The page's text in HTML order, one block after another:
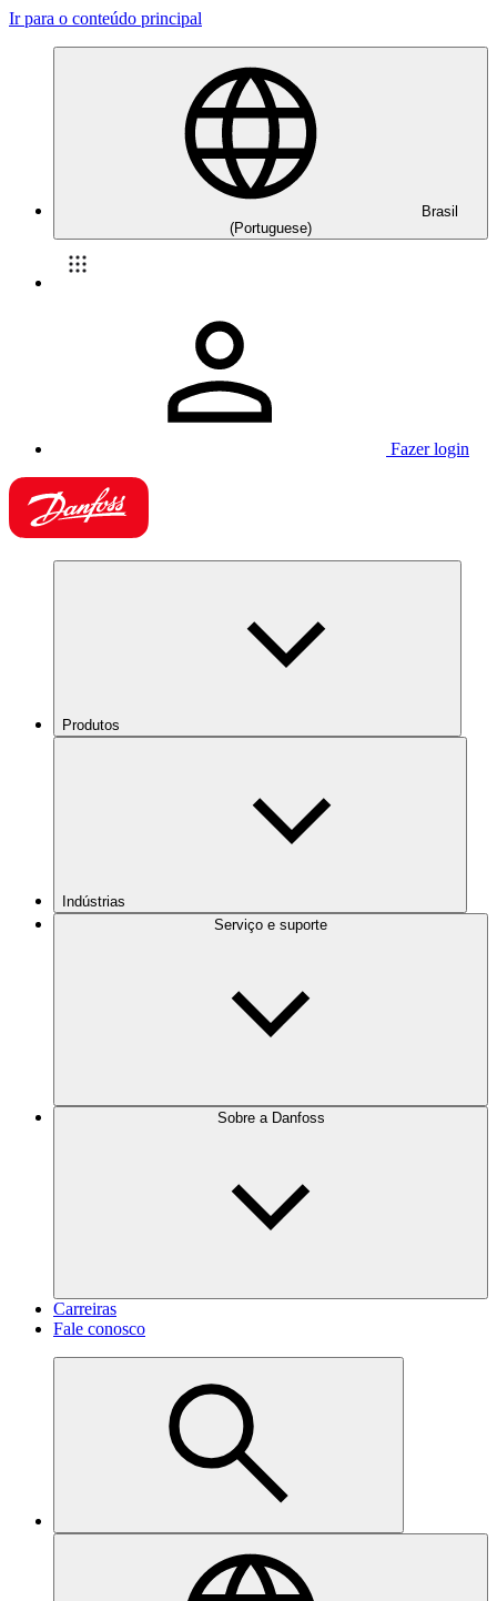
Ir para o conteúdo principal
Brasil
(Portuguese)
Fazer login
Produtos
Indústrias
Serviço e suporte
Sobre a Danfoss
Carreiras
Fale conosco